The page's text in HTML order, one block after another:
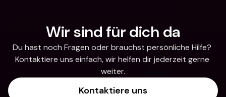
Wir sind für dich da
Du hast noch Fragen oder brauchst persönliche Hilfe?
Kontaktiere uns einfach, wir helfen dir jederzeit gerne
weiter.
Kontaktiere uns